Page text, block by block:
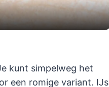
kunt simpelweg het
een romige variant. IJs